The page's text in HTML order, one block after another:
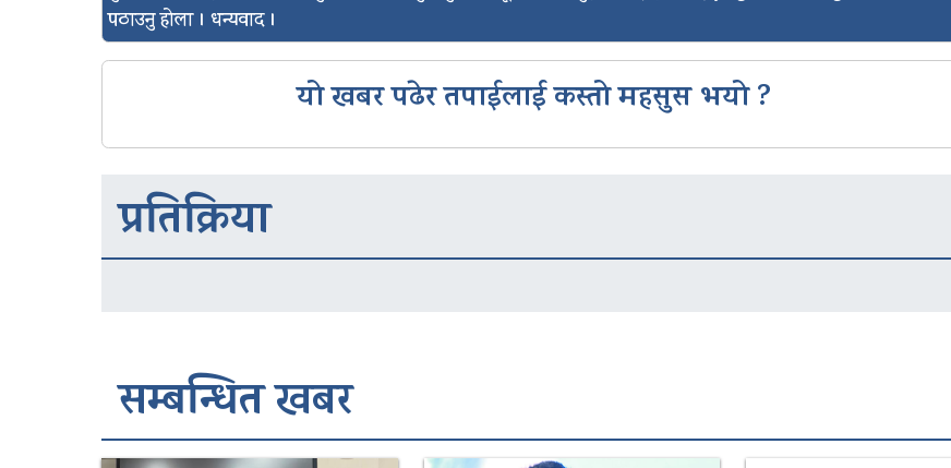
पठाउनु होला । धन्यवाद ।
यो खबर पढेर तपाईलाई कस्तो महसुस भयो ?
प्रतिक्रिया
सम्बन्धित खबर